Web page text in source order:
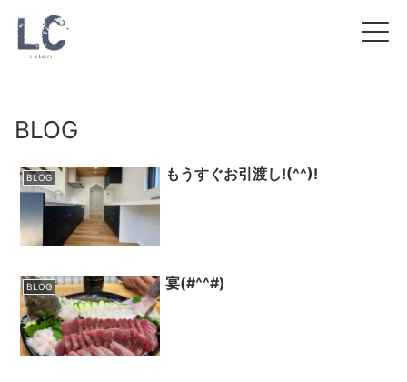
BLOG
BLOG もうすぐお引渡し!(^^)!
BLOG 宴(#^^#)